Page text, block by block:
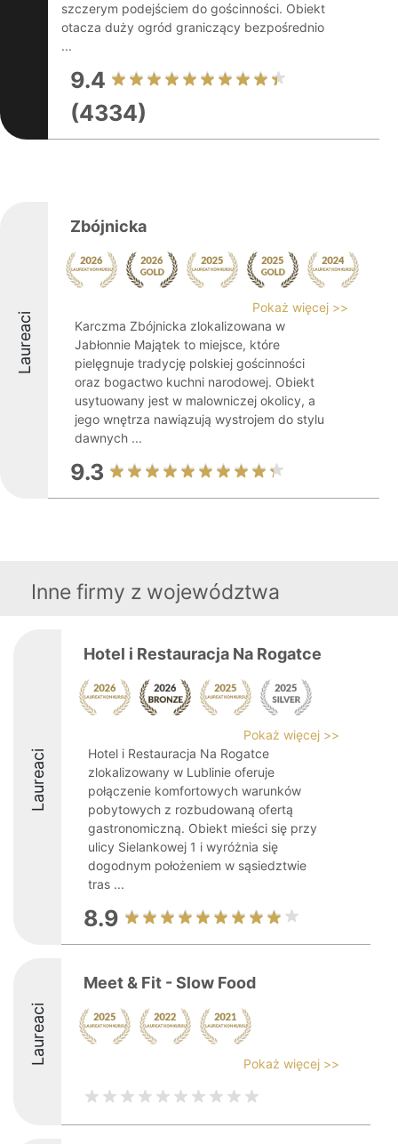
szczerym podejściem do gościnności. Obiekt
otacza duży ogród graniczący bezpośrednio
...
9.4
(4334)
Laureaci
Zbójnicka
Pokaż więcej >>
Karczma Zbójnicka zlokalizowana w
Jabłonnie Majątek to miejsce, które
pielęgnuje tradycję polskiej gościnności
oraz bogactwo kuchni narodowej. Obiekt
usytuowany jest w malowniczej okolicy, a
jego wnętrza nawiązują wystrojem do stylu
dawnych ...
9.3
Inne firmy z województwa
Laureaci
Hotel i Restauracja Na Rogatce
Pokaż więcej >>
Hotel i Restauracja Na Rogatce
zlokalizowany w Lublinie oferuje
połączenie komfortowych warunków
pobytowych z rozbudowaną ofertą
gastronomiczną. Obiekt mieści się przy
ulicy Sielankowej 1 i wyróżnia się
dogodnym położeniem w sąsiedztwie
tras ...
8.9
Laureaci
Meet & Fit - Slow Food
Pokaż więcej >>